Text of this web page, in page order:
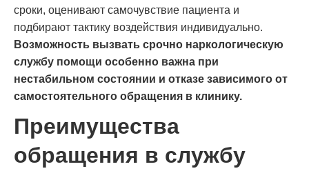
сроки, оценивают самочувствие пациента и
подбирают тактику воздействия индивидуально.
Возможность вызвать срочно наркологическую
службу помощи особенно важна при
нестабильном состоянии и отказе зависимого от
самостоятельного обращения в клинику.
Преимущества
обращения в службу